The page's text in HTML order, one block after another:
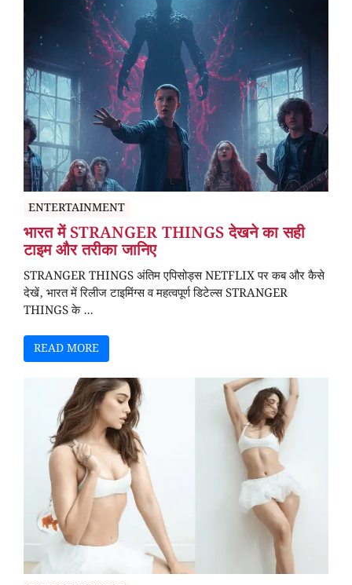
ENTERTAINMENT
भारत में STRANGER THINGS देखने का सही
टाइम और तरीका जानिए
STRANGER THINGS अंतिम एपिसोड्स NETFLIX पर कब और कैसे
देखें, भारत में रिलीज टाइमिंग्स व महत्वपूर्ण डिटेल्स STRANGER
THINGS के ...
READ MORE